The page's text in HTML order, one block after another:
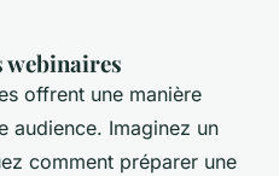
webinaires
offrent une manière
audience. Imaginez un
comment préparer une